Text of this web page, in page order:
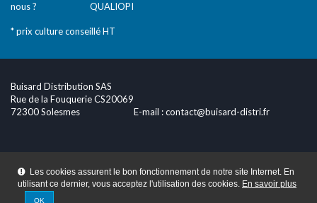
Les cookies assurent le bon fonctionnement de notre site Internet. En
utilisant ce dernier, vous acceptez l'utilisation des cookies. En savoir plus
OK
nous ?
QUALIOPI
* prix culture conseillé HT
Buisard Distribution SAS
Rue de la Fouquerie CS20069
72300 Solesmes
E-mail :contact@buisard-distri.fr